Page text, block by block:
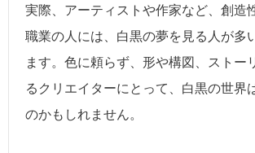
実際、アーティストや作家など、創造
職業の人には、白黒の夢を見る人が多
ます。色に頼らず、形や構図、ストー
るクリエイターにとって、白黒の世界
のかもしれません。